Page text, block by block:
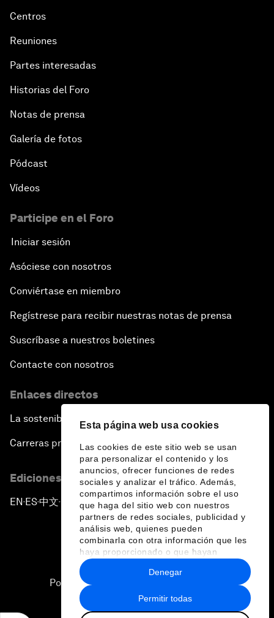
Esta página web usa cookies
Las cookies de este sitio web se usan
para personalizar el contenido y los
anuncios, ofrecer funciones de redes
sociales y analizar el tráfico. Además,
compartimos información sobre el uso
que haga del sitio web con nuestros
partners de redes sociales, publicidad y
análisis web, quienes pueden
combinarla con otra información que les
haya proporcionado o que hayan
recopilado a partir del uso que haya
hecho de sus servicios.
Permitir todas
Denegar
Centros
Reuniones
Partes interesadas
Historias del Foro
Notas de prensa
Galería de fotos
Pódcast
Vídeos
Participe en el Foro
Iniciar sesión
Asóciese con nosotros
Conviértase en miembro
Regístrese para recibir nuestras notas de prensa
Suscríbase a nuestros boletines
Contacte con nosotros
Enlaces directos
La sostenibilidad en el Foro
Carreras profesionales
Ediciones en otros idiomas
EN ▪ES▪中文▪ 日本語
Política de privacidad y normas de uso
Sitemap